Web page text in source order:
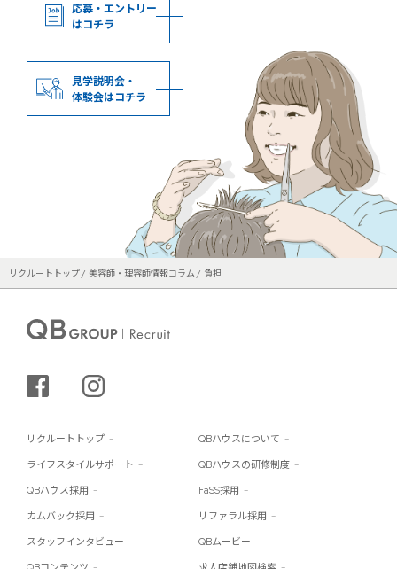
応募・エントリー
はコチラ
見学説明会・
体験会はコチラ
リクルートトップ 美容師・理容師情報コラム 負担
シェアする
リクルートトップ QBハウスについて
ライフスタイルサポート QBハウスの研修制度
QBハウス採用 FaSS採用
カムバック採用 リファラル採用
スタッフインタビュー QBムービー